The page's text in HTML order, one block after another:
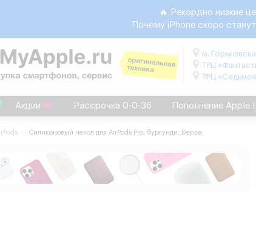
🔥 Рекордно низкие
Почему iPhone скоро
м.
ТРЦ
ТРЦ
Акции Рассрочка 0-0-36 Пополнение Apple
Силиконовый чехол для AirPods Pro, бургунди, Deppa